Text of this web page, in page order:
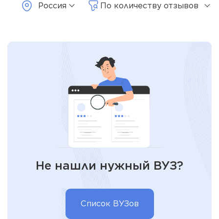
Россия По количеству отзывов
Не нашли нужный ВУЗ?
Список ВУЗов